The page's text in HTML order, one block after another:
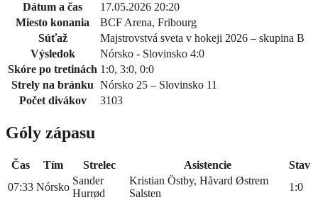
Dátum a čas
17.05.2026 20:20
Miesto konania
BCF Arena, Fribourg
Súťaž
Majstrovstvá sveta v hokeji 2026 – skupina B
Výsledok
Nórsko - Slovinsko 4:0
Skóre po tretinách 1:0, 3:0, 0:0
Strely na bránku Nórsko 25 – Slovinsko 11
Počet divákov
3103
Góly zápasu
Čas Tím Strelec Asistencie
Stav
07:33 Nórsko
Sander
Hurrød
Kristian Östby, Håvard Østrem
Salsten
1:0